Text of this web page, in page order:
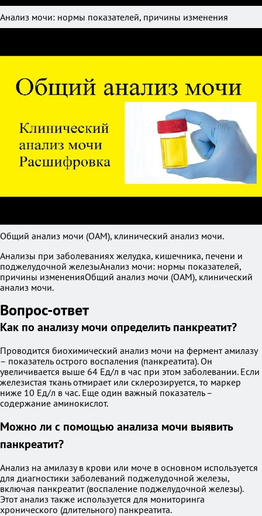
Анализ мочи: нормы показателей, причины изменения
Общий анализ мочи (ОАМ), клинический анализ мочи.
Анализы при заболеваниях желудка, кишечника, печени и
поджелудочной железыАнализ мочи: нормы показателей,
причины измененияОбщий анализ мочи (ОАМ), клинический
анализ мочи.
Вопрос-ответ
Как по анализу мочи определить панкреатит?
Проводится биохимический анализ мочи на фермент амилазу
– показатель острого воспаления (панкреатита). Он
увеличивается выше 64 Ед/л в час при этом заболевании. Если
железистая ткань отмирает или склерозируется, то маркер
ниже 10 Ед/л в час. Еще один важный показатель –
содержание аминокислот.
Можно ли с помощью анализа мочи выявить
панкреатит?
Анализ на амилазу в крови или моче в основном используется
для диагностики заболеваний поджелудочной железы,
включая панкреатит (воспаление поджелудочной железы).
Этот анализ также используется для мониторинга
хронического (длительного) панкреатита.